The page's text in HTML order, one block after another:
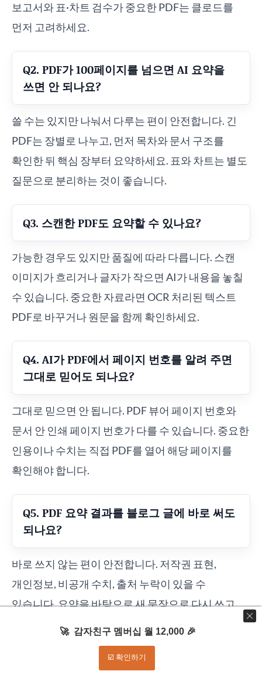
보고서와 표·차트 검수가 중요한 PDF는 클로드를
먼저 고려하세요.
Q2. PDF가 100페이지를 넘으면 AI 요약을
쓰면 안 되나요?
쓸 수는 있지만 나눠서 다루는 편이 안전합니다. 긴
PDF는 장별로 나누고, 먼저 목차와 문서 구조를
확인한 뒤 핵심 장부터 요약하세요. 표와 차트는 별도
질문으로 분리하는 것이 좋습니다.
Q3. 스캔한 PDF도 요약할 수 있나요?
가능한 경우도 있지만 품질에 따라 다릅니다. 스캔
이미지가 흐리거나 글자가 작으면 AI가 내용을 놓칠
수 있습니다. 중요한 자료라면 OCR 처리된 텍스트
PDF로 바꾸거나 원문을 함께 확인하세요.
Q4. AI가 PDF에서 페이지 번호를 알려 주면
그대로 믿어도 되나요?
그대로 믿으면 안 됩니다. PDF 뷰어 페이지 번호와
문서 안 인쇄 페이지 번호가 다를 수 있습니다. 중요한
인용이나 수치는 직접 PDF를 열어 해당 페이지를
확인해야 합니다.
Q5. PDF 요약 결과를 블로그 글에 바로 써도
되나요?
바로 쓰지 않는 편이 안전합니다. 저작권 표현,
개인정보, 비공개 수치, 출처 누락이 있을 수
있습니다. 요약을 바탕으로 새 문장으로 다시 쓰고,
공개 가능한 출처 링크를 남기세요.
Q6. 여러 PDF를 한꺼번에 올려 비교해도
🚀 감자친구 멤버십 월 12,000 🎉
☑️ 확인하기